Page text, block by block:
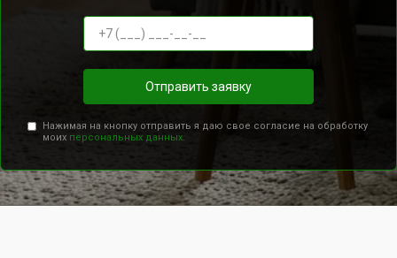
Отправить заявку
Нажимая на кнопку отправить я даю свое согласие на обработку
моих персональных данных.